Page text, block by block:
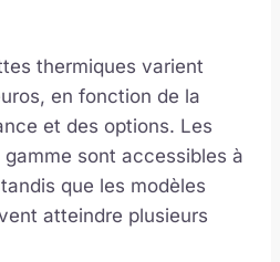
thermiques varient
en fonction de la
et des options. Les
gamme sont accessibles à
que les modèles
atteindre plusieurs